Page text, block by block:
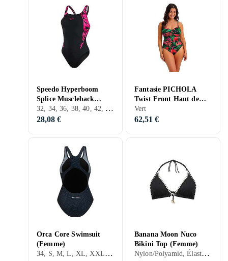
Speedo Hyperboom
Splice Muscleback
Maillot de bain
(Femme)
32, 34, 36, 38, 40, 42, 44, 46, 48, Noir, Gris, Turkos, Bleu, Orange, Vert, Rose, Violet, Maillot de bain
28,08 €
Fantasie PICHOLA
Twist Front Haut de
Tankini (Femme)
Vert
62,51 €
Orca Core Swimsuit
(Femme)
34, S, M, L, XL, XXL, XS, Noir, Bleu, Orange, Vert
Banana Moon Nuco
Bikini Top (Femme)
Nylon/Polyamid, Élasthanne/Spandex/Lycra, 32, 34, 36, 38, 40, 42, 44, S, M, L, XL, XXL, XS, Noir, Blanc, Turkos, Bleu, Rouge, Vert, Rose, Violet, Hauts de bikini